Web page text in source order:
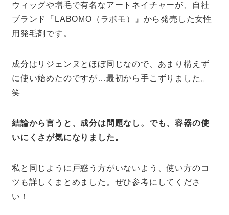
ウィッグや増毛で有名なアートネイチャーが、自社
ブランド『LABOMO（ラボモ）』から発売した女性
用発毛剤です。
成分はリジェンヌとほぼ同じなので、あまり構えず
に使い始めたのですが…最初から手こずりました。
笑
結論から言うと、成分は問題なし。でも、容器の使
いにくさが気になりました。
私と同じように戸惑う方がいないよう、使い方のコ
ツも詳しくまとめました。ぜひ参考にしてくださ
い！